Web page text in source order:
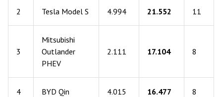
2 Tesla Model S 4.994 21.552 11
3
Mitsubishi
Outlander
PHEV
2.111 17.104 8
4 BYD Qin 4.015 16.477 8